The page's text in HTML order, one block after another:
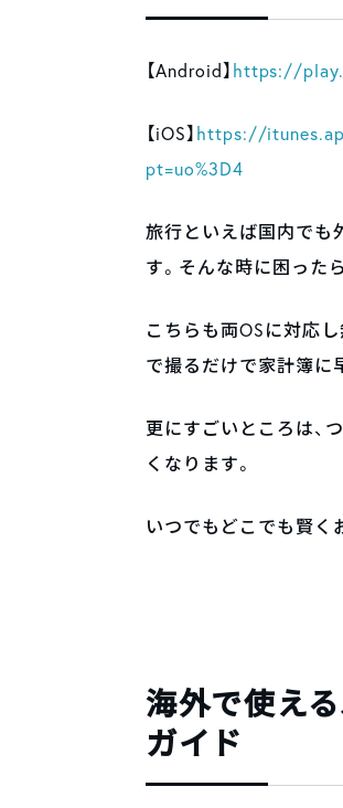
【Android】 https://
【iOS】 https://
pt=uo%3D4
旅行といえば国内でも
す。そんな時に困った
こちらも両OSに対応
で撮るだけで家計簿に
更にすごいところは、
くなります。
いつでもどこでも賢く
海外で使え
ガイド